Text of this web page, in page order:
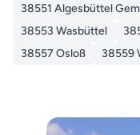
38551 Algesbüttel
38553 Wasbüttel
38557 Osloß
38559